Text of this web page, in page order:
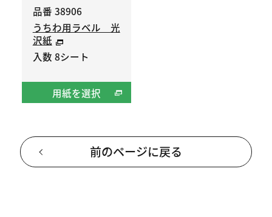
品番 38906
うちわ用ラベル 光
沢紙
入数 8シート
用紙を選択
前のページに戻る